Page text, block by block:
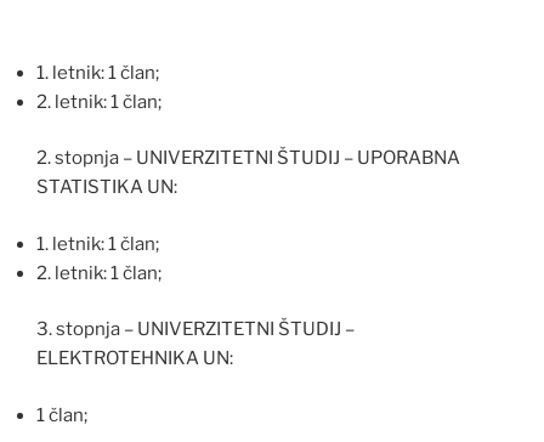
1. letnik: 1 član;
2. letnik: 1 član;
2. stopnja – UNIVERZITETNI ŠTUDIJ – UPORABNA
STATISTIKA UN:
1. letnik: 1 član;
2. letnik: 1 član;
3. stopnja – UNIVERZITETNI ŠTUDIJ –
ELEKTROTEHNIKA UN:
1 član;